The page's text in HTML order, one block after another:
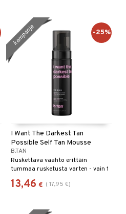
I Want The Darkest Tan
Possible Self Tan Mousse
B.TAN
Ruskettava vaahto erittäin
tummaa rusketusta varten - vain 1
tunnissa
13,46 € ( 17,95 €)
kampanja -25%